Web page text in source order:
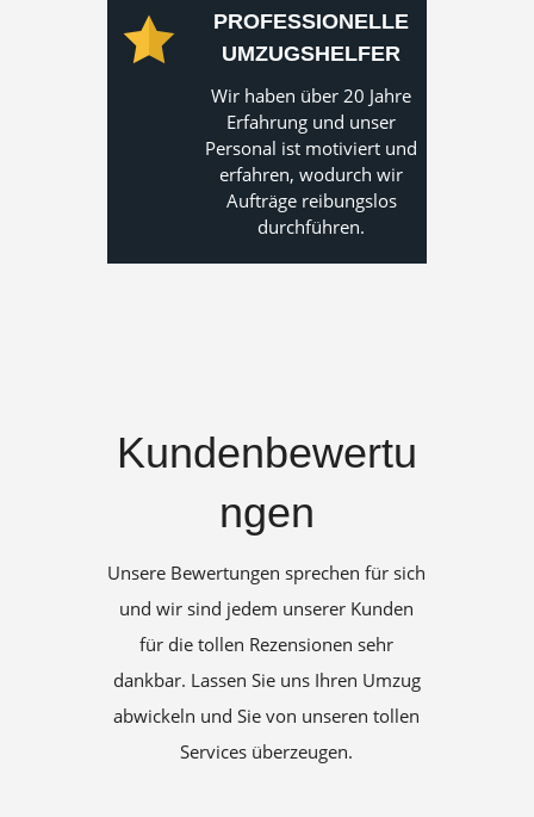
PROFESSIONELLE
UMZUGSHELFER
Wir haben über 20 Jahre
Erfahrung und unser
Personal ist motiviert und
erfahren, wodurch wir
Aufträge reibungslos
durchführen.
Kundenbewertu
ngen
Unsere Bewertungen sprechen für sich
und wir sind jedem unserer Kunden
für die tollen Rezensionen sehr
dankbar. Lassen Sie uns Ihren Umzug
abwickeln und Sie von unseren tollen
Services überzeugen.